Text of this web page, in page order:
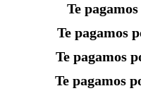
Te
Te pagamos
Te pagamos
Te pagamos